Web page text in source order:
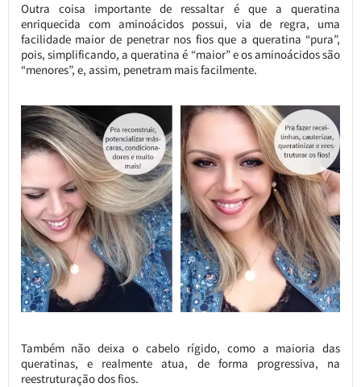
Outra coisa importante de ressaltar é que a queratina
enriquecida com aminoácidos possui, via de regra, uma
facilidade maior de penetrar nos fios que a queratina “pura”,
pois, simplificando, a queratina é “maior” e os aminoácidos são
“menores”, e, assim, penetram mais facilmente.
Também não deixa o cabelo rígido, como a maioria das
queratinas, e realmente atua, de forma progressiva, na
reestruturação dos fios.